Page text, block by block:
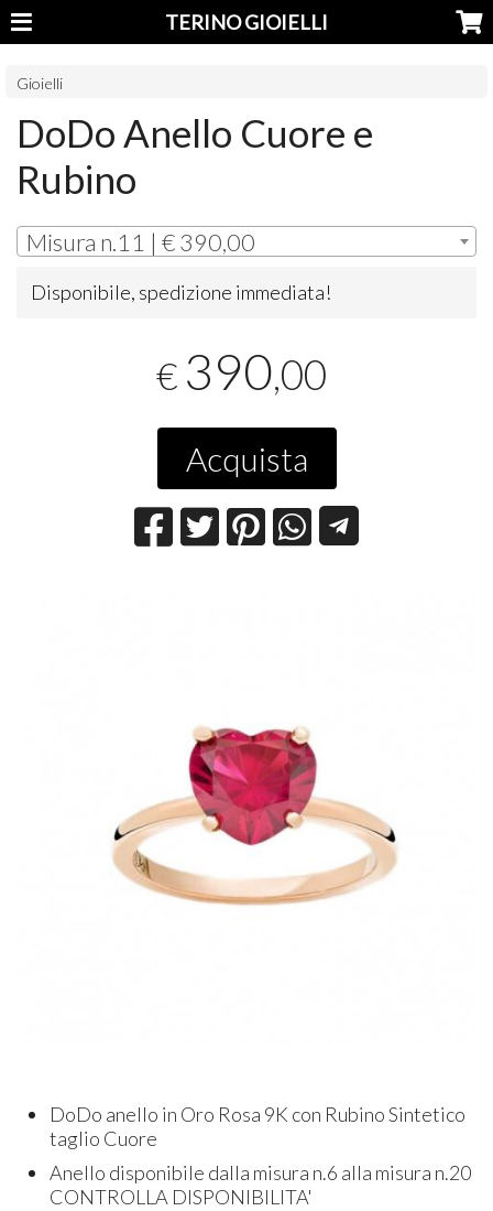
TERINO GIOIELLI
Gioielli
DoDo Anello Cuore e
Rubino
Misura n.11 | € 390,00
Disponibile, spedizione immediata!
€ 390,00
Acquista
DoDo anello in Oro Rosa 9K con Rubino Sintetico
taglio Cuore
Anello disponibile dalla misura n.6 alla misura n.20
CONTROLLA DISPONIBILITA'